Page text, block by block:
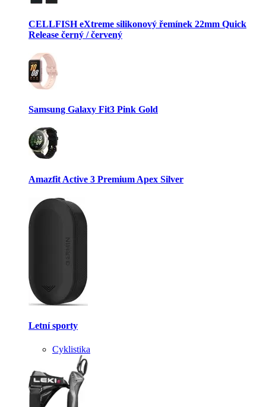
CELLFISH eXtreme silikonový řemínek 22mm Quick
Release černý / červený
Samsung Galaxy Fit3 Pink Gold
Amazfit Active 3 Premium Apex Silver
Letní sporty
Cyklistika